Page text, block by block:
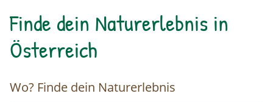
Finde dein Naturerlebnis in
Österreich
Wo? Finde dein Naturerlebnis